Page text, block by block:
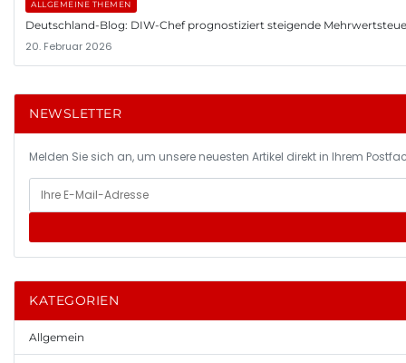
ALLGEMEINE THEMEN
Deutschland-Blog: DIW-Chef prognostiziert steigende
20. Februar 2026
NEWSLETTER
Melden Sie sich an, um unsere neuesten Artikel direkt in Ihrem
KATEGORIEN
Allgemein